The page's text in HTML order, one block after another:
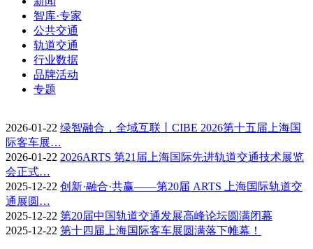
智库·专家
公共交通
轨道交通
行业数据
品牌活动
专题
2026-01-22 绿智融合，全域互联丨CIBE 2026第十五届上海国
际客车展…
2026-01-22 2026ARTS 第21届上海国际先进轨道交通技术展览
会正式…
2025-12-22 创新·融合·共赢——第20届 ARTS 上海国际轨道交
通展圆…
2025-12-22 第20届中国轨道交通发展高峰论坛圆满闭幕
2025-12-22 第十四届上海国际客车展圆满落下帷幕！